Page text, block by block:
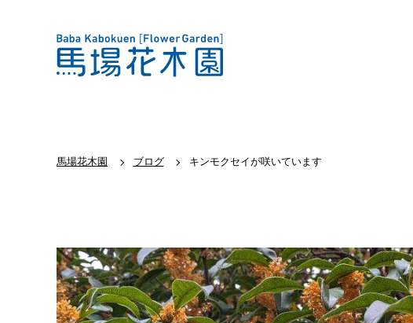
馬場花木園 ブログ キンモクセイが咲いています